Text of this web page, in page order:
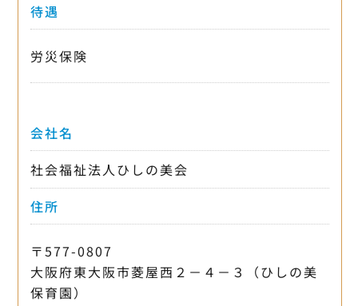
待遇
労災保険
会社名
社会福祉法人ひしの美会
住所
〒577-0807
大阪府東大阪市菱屋西２－４－３（ひしの美
保育園）